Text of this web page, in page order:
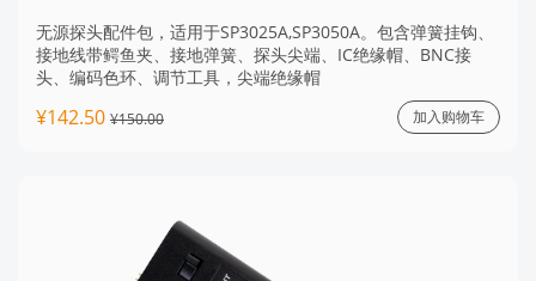
无源探头配件包，适用于SP3025A,SP3050A。包含弹簧挂钩、
接地线带鳄鱼夹、接地弹簧、探头尖端、IC绝缘帽、BNC接
头、编码色环、调节工具，尖端绝缘帽
¥142.50 ¥150.00 加入购物车